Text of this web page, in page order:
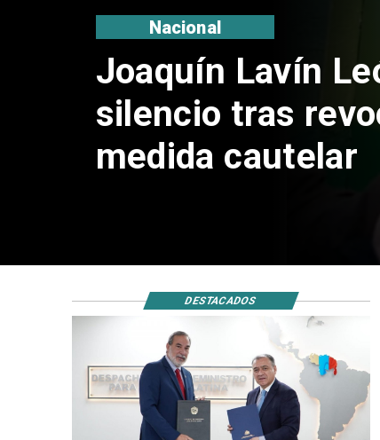
Chile y
reinicio de
consulares
Nacional
DESTACADOS